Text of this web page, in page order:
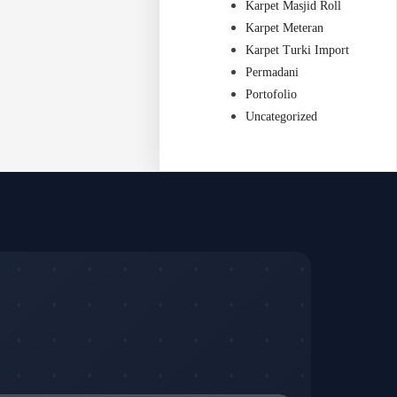
Karpet Masjid Roll
Karpet Meteran
Karpet Turki Import
Permadani
Portofolio
Uncategorized